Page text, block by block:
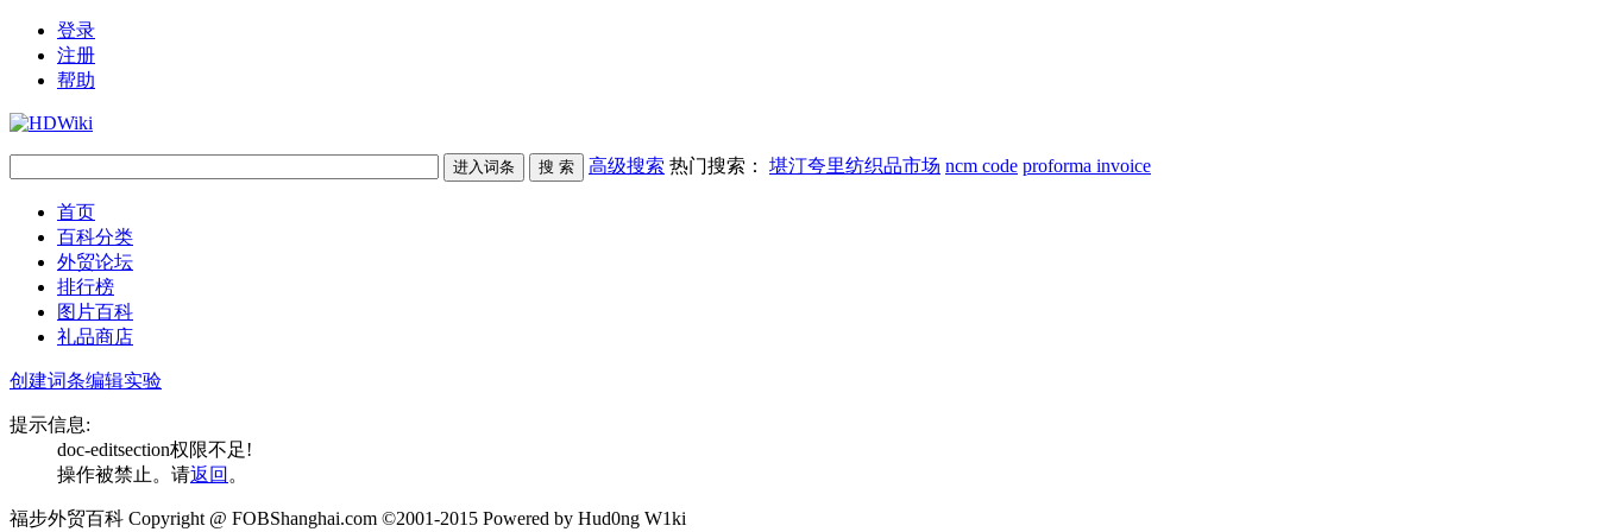
登录
注册
帮助
高级搜索 热门搜索： 堪汀夸里纺织品市场 ncm code proforma invoice
首页
百科分类
外贸论坛
排行榜
图片百科
礼品商店
创建词条编辑实验
提示信息:
doc-editsection权限不足!
操作被禁止。请返回 。
福步外贸百科 Copyright @ FOBShanghai.com ©2001-2015 Powered by Hud0ng W1ki